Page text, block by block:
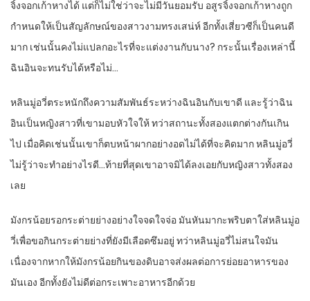
จิ้งจอกเก้าหางได้ แต่ก็ไม่ใช่ว่าจะไม่มีวันยอมรับ อสูรจิ้งจอกเก้าหางถูก
กำหนดให้เป็นสัญลักษณ์ของสาวงามทรงเสน่ห์ อีกทั้งเสี่ยวซีก็เป็นคนดี
มาก เช่นนั้นคงไม่แปลกอะไรที่จะแต่งงานกับนาง? กระนั้นเรื่องเหล่านี้
ฉินอินจะทนรับได้หรือไม่…
หลินมู่อวี่ตระหนักถึงความสัมพันธ์ระหว่างฉินอินกับเขาดี และรู้ว่าฉิน
อินเป็นหญิงสาวที่เขามอบหัวใจให้ ทว่าสถานะทั้งสองแตกต่างกันเกิน
ไป เมื่อคิดเช่นนั้นเขาก็ตบหน้าผากอย่างอดไม่ได้ที่จะคิดมาก หลินมู่อวี่
ไม่รู้ว่าจะทำอย่างไรดี…ท้ายที่สุดเขาอาจมิได้ลงเอยกับหญิงสาวทั้งสอง
เลย
มังกรน้อยรอกระต่ายย่างอย่างใจจดใจจ่อ มันหันมากะพริบตาใส่หลินมู่อ
วี่เพื่อขอกินกระต่ายย่างที่ยังมีเลือดซึมอยู่ ทว่าหลินมู่อวี่ไม่สนใจมัน
เนื่องจากหากให้มังกรน้อยกินของดิบอาจส่งผลต่อการย่อยอาหารของ
มันเอง อีกทั้งยังไม่ดีต่อกระเพาะอาหารอีกด้วย